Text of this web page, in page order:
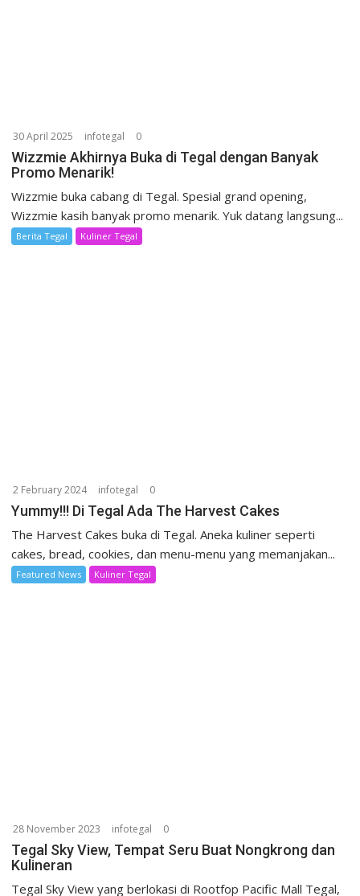
30 April 2025 infotegal 0
Wizzmie Akhirnya Buka di Tegal dengan Banyak
Promo Menarik!
Wizzmie buka cabang di Tegal. Spesial grand opening,
Wizzmie kasih banyak promo menarik. Yuk datang langsung...
Berita Tegal Kuliner Tegal
2 February 2024 infotegal 0
Yummy!!! Di Tegal Ada The Harvest Cakes
The Harvest Cakes buka di Tegal. Aneka kuliner seperti
cakes, bread, cookies, dan menu-menu yang memanjakan...
Featured News Kuliner Tegal
28 November 2023 infotegal 0
Tegal Sky View, Tempat Seru Buat Nongkrong dan
Kulineran
Tegal Sky View yang berlokasi di Rootfop Pacific Mall Tegal,